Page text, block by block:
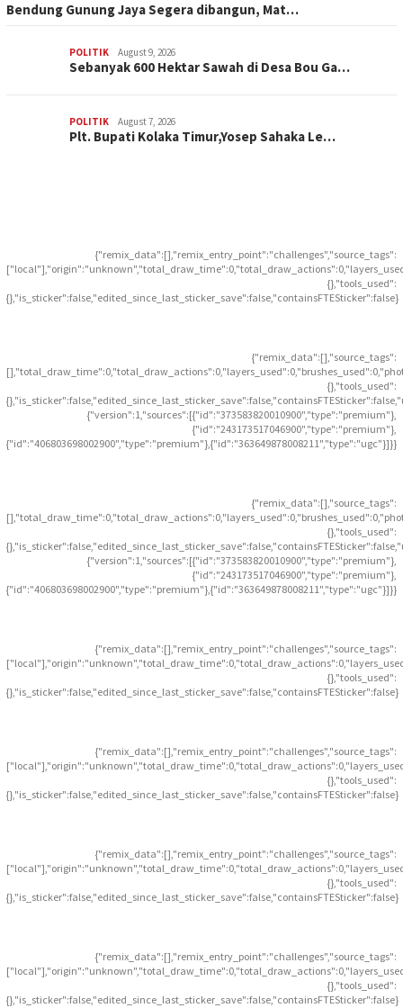
Bendung Gunung Jaya Segera dibangun, Mat…
POLITIK August 9, 2026
Sebanyak 600 Hektar Sawah di Desa Bou Ga…
POLITIK August 7, 2026
Plt. Bupati Kolaka Timur,Yosep Sahaka Le…
{"remix_data":[],"remix_entry_point":"challenges","source_tags":
{},"tools_used":
{},"is_sticker":false,"edited_since_last_sticker_save":false,"containsFTESticker":false}
{"remix_data":[],"source_tags":
{},"tools_used":
{"version":1,"sources":[{"id":"373583820010900","type":"premium"},
{"id":"243173517046900","type":"premium"},
{"id":"406803698002900","type":"premium"},{"id":"363649878008211","type":"ugc"}]}}
{"remix_data":[],"source_tags":
{},"tools_used":
{"version":1,"sources":[{"id":"373583820010900","type":"premium"},
{"id":"243173517046900","type":"premium"},
{"id":"406803698002900","type":"premium"},{"id":"363649878008211","type":"ugc"}]}}
{"remix_data":[],"remix_entry_point":"challenges","source_tags":
{},"tools_used":
{},"is_sticker":false,"edited_since_last_sticker_save":false,"containsFTESticker":false}
{"remix_data":[],"remix_entry_point":"challenges","source_tags":
{},"tools_used":
{},"is_sticker":false,"edited_since_last_sticker_save":false,"containsFTESticker":false}
{"remix_data":[],"remix_entry_point":"challenges","source_tags":
{},"tools_used":
{},"is_sticker":false,"edited_since_last_sticker_save":false,"containsFTESticker":false}
{"remix_data":[],"remix_entry_point":"challenges","source_tags":
{},"tools_used":
{},"is_sticker":false,"edited_since_last_sticker_save":false,"containsFTESticker":false}